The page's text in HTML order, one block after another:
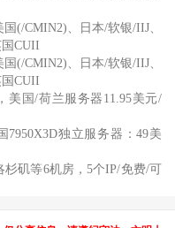
(/CMIN2)、日本/软银/IIJ、
CUII
(/CMIN2)、日本/软银/IIJ、
CUII
美国/荷兰服务器11.95美元/
7950X3D独立服务器：49美
杉矶等6机房，5个IP/免费/可